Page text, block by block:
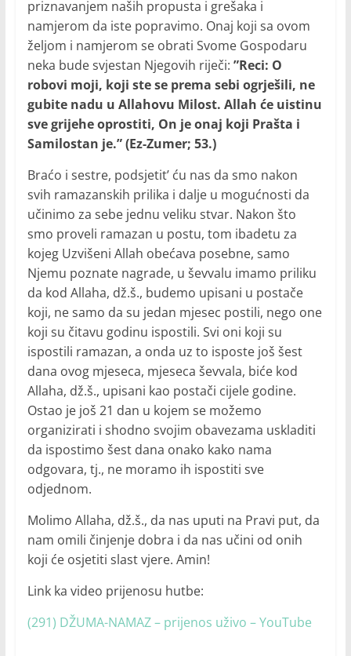
priznavanjem naših propusta i grešaka i
namjerom da iste popravimo. Onaj koji sa ovom
željom i namjerom se obrati Svome Gospodaru
neka bude svjestan Njegovih riječi: ”Reci: O
robovi moji, koji ste se prema sebi ogrješili, ne
gubite nadu u Allahovu Milost. Allah će uistinu
sve grijehe oprostiti, On je onaj koji Prašta i
Samilostan je.”(Ez-Zumer; 53.)
Braćo i sestre, podsjetit’ ću nas da smo nakon
svih ramazanskih prilika i dalje u mogućnosti da
učinimo za sebe jednu veliku stvar. Nakon što
smo proveli ramazan u postu, tom ibadetu za
kojeg Uzvišeni Allah obećava posebne, samo
Njemu poznate nagrade, u ševvalu imamo priliku
da kod Allaha, dž.š., budemo upisani u postače
koji, ne samo da su jedan mjesec postili, nego one
koji su čitavu godinu ispostili. Svi oni koji su
ispostili ramazan, a onda uz to isposte još šest
dana ovog mjeseca, mjeseca ševvala, biće kod
Allaha, dž.š., upisani kao postači cijele godine.
Ostao je još 21 dan u kojem se možemo
organizirati i shodno svojim obavezama uskladiti
da ispostimo šest dana onako kako nama
odgovara, tj., ne moramo ih ispostiti sve
odjednom.
Molimo Allaha, dž.š., da nas uputi na Pravi put, da
nam omili činjenje dobra i da nas učini od onih
koji će osjetiti slast vjere. Amin!
Link ka video prijenosu hutbe:
(291) DŽUMA-NAMAZ – prijenos uživo – YouTube